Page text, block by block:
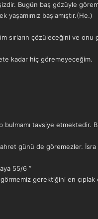
Bugün baş gözüyle
başlamıştır.(He.)
sırların çözüleceğini ve
kadar hiç göremeyeceğim.
bulmamı tavsiye
günü de göremezler. İsra
55/6 ”
gerektiğini en